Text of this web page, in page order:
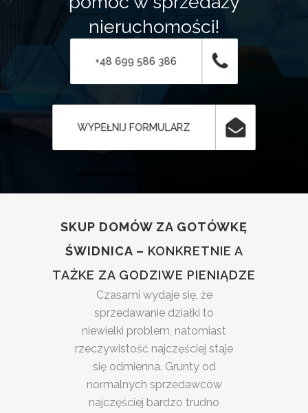
nieruchomości!
+48 699 586 386
WYPEŁNIJ FORMULARZ
SKUP DOMÓW ZA GOTÓWKĘ
ŚWIDNICA – KONKRETNIE A
TAŻKE ZA GODZIWE PIENIĄDZE
Czasami wydaje się, że
sprzedawanie działki to
niewielki problem, natomiast
rzeczywistość najczęściej staje
się odmienna. Grunty od
normalnych sprzedawców
najczęściej bardzo trudno